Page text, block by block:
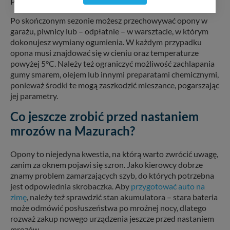
Po skończonym sezonie możesz przechowywać opony w
garażu, piwnicy lub – odpłatnie – w warsztacie, w którym
dokonujesz wymiany ogumienia. W każdym przypadku
opona musi znajdować się w cieniu oraz temperaturze
powyżej 5°C. Należy też ograniczyć możliwość zachlapania
gumy smarem, olejem lub innymi preparatami chemicznymi,
ponieważ środki te mogą zaszkodzić mieszance, pogarszając
jej parametry.
Co jeszcze zrobić przed nastaniem
mrozów na Mazurach?
Opony to niejedyna kwestia, na którą warto zwrócić uwagę,
zanim za oknem pojawi się szron. Jako kierowcy dobrze
znamy problem zamarzających szyb, do których potrzebna
jest odpowiednia skrobaczka. Aby przygotować auto na
zimę , należy też sprawdzić stan akumulatora – stara bateria
może odmówić posłuszeństwa po mroźnej nocy, dlatego
rozważ zakup nowego urządzenia jeszcze przed nastaniem
wyszukania, ulubione miejsca, logowania, itp).
Bezpieczeństwo Twoich danych jest dla nas
priorytetowe, bez poinformowania Ciebie nie będziemy
zmieniać zakresu naszych uprawnień. Twoje dane są u
nas bezpieczne, jeśli masz wątpliwości co do naszych
intencji, zawsze możesz wycofać swoją zgodę. Więcej
informacji uzyskach w naszej
Polityce Prywatności
Klikając znak X lub przycisk PRZEJDŹ DO SERWISU
wyrażasz zgodę na przetwarzanie Twoich danych.
Nasz serwis nie wykorzystuje oraz nie udostępnia
Twoich danych innym podmiotom oraz osobom
Twoich danych jest elementem usługi (przekazanie
danych z formularza kontaktowego, przekazanie danych
w przypadku rezerwacji usług typu: nocleg, czartery,
itp). Więcej informacji o zasadach i funkcjonalności
serwisu w
Regulaminie Serwisu.
Administratorem Twoich danych jest: Agencja
Reklamowa Kreacja Monika Borkowska, z siedzibą ul.